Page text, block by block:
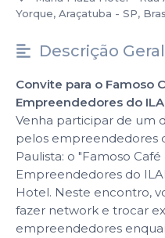
Yorque, Araçatuba - SP,
Descrição Geral
Convite para o Famoso
Empreendedores do
Venha participar de um
pelos empreendedores
Paulista: o "Famoso
Empreendedores do
Hotel. Neste encontro,
fazer network e trocar
empreendedores